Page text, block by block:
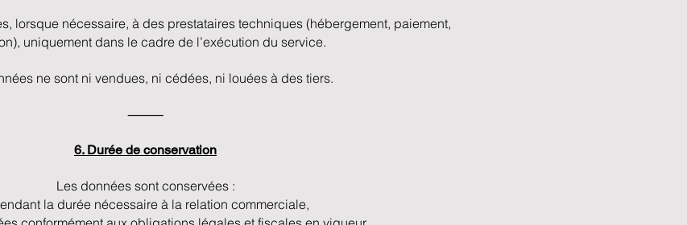
lorsque nécessaire, à des prestataires techniques (hébergement, paiement,
uniquement dans le cadre de l’exécution du service.
ne sont ni vendues, ni cédées, ni louées à des tiers.
⸻
6. Durée de conservation
Les données sont conservées :
la durée nécessaire à la relation commerciale,